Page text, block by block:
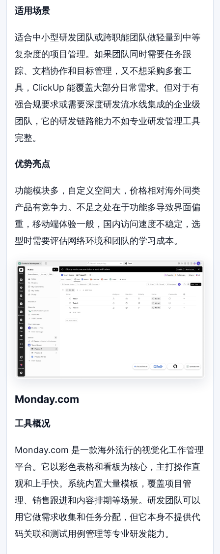
适用场景
适合中小型研发团队或跨职能团队做轻量到中等
复杂度的项目管理。如果团队同时需要任务跟
踪、文档协作和目标管理，又不想采购多套工
具，ClickUp 能覆盖大部分日常需求。但对于有
强合规要求或需要深度研发流水线集成的企业级
团队，它的研发链路能力不如专业研发管理工具
完整。
优势亮点
功能模块多，自定义空间大，价格相对海外同类
产品有竞争力。不足之处在于功能多导致界面偏
重，移动端体验一般，国内访问速度不稳定，选
型时需要评估网络环境和团队的学习成本。
Monday.com
工具概况
Monday.com 是一款海外流行的视觉化工作管理
平台。它以彩色表格和看板为核心，主打操作直
观和上手快。系统内置大量模板，覆盖项目管
理、销售跟进和内容排期等场景。研发团队可以
用它做需求收集和任务分配，但它本身不提供代
码关联和测试用例管理等专业研发能力。